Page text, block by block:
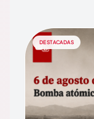
DESTACADAS